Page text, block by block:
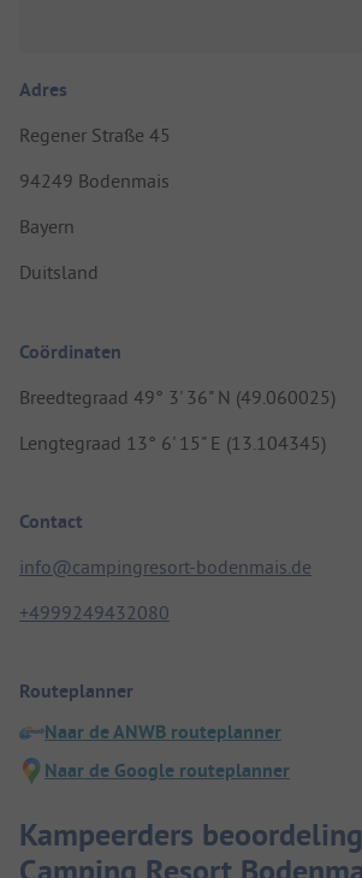
Adres
Regener Straße 45
94249 Bodenmais
Bayern
Duitsland
Coördinaten
Breedtegraad 49° 3' 36" N (49.060025)
Lengtegraad 13° 6' 15" E (13.104345)
Contact
info@campingresort-bodenmais.de
+4999249432080
Routeplanner
Naar de ANWB routeplanner
Naar de Google routeplanner
Kampeerders